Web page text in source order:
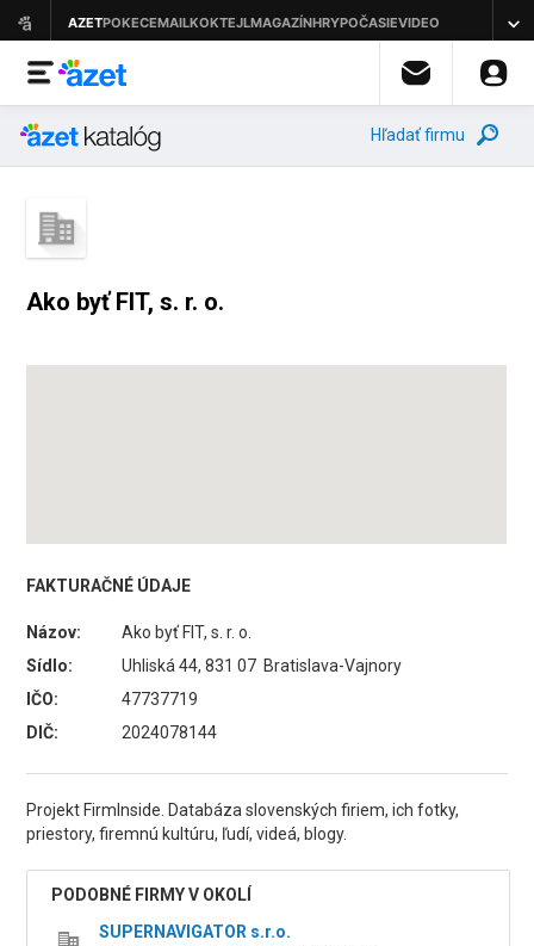
Hľadať firmu
Ako byť FIT, s. r. o.
FAKTURAČNÉ ÚDAJE
Názov:
Ako byť FIT, s. r. o.
Sídlo:
Uhliská 44, 831 07 Bratislava-Vajnory
IČO:
47737719
DIČ:
2024078144
Projekt FirmInside. Databáza slovenských firiem, ich fotky,
priestory, firemnú kultúru, ľudí, videá, blogy.
PODOBNÉ FIRMY V OKOLÍ
SUPERNAVIGATOR s.r.o.